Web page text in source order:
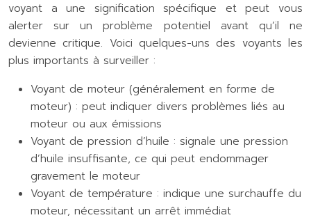
voyant a une signification spécifique et peut vous
alerter sur un problème potentiel avant qu’il ne
devienne critique. Voici quelques-uns des voyants les
plus importants à surveiller :
Voyant de moteur (généralement en forme de
moteur) : peut indiquer divers problèmes liés au
moteur ou aux émissions
Voyant de pression d’huile : signale une pression
d’huile insuffisante, ce qui peut endommager
gravement le moteur
Voyant de température : indique une surchauffe du
moteur, nécessitant un arrêt immédiat